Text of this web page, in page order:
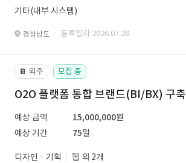
기타(내부 시스템)
경상남도 · 등록일자 2026.07.28.
📔 외주 모집 중
O2O 플랫폼 통합 브랜드(BI/BX) 구축
예상 금액
15,000,000원
예상 기간
75일
디자인 · 기획
웹 외 2개